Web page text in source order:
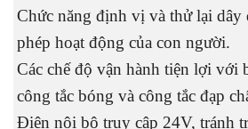
Chức năng định vị và thử lại dây
phép hoạt động của con người.
Các chế độ vận hành tiện lợi với
công tắc bóng và công tắc đạp
Điện nội bộ truy cập 24V, tránh